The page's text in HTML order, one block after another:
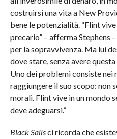
costruirsi una vita a New
bene le potenzialità. “Flint
precario” – afferma Stephens
per la sopravvivenza. Ma lui
dove stare, senza avere
Uno dei problemi consiste nei
raggiungere il suo scopo: non
morali. Flint vive in un mondo
deve adeguarsi.”
Black Sailsci ricorda che